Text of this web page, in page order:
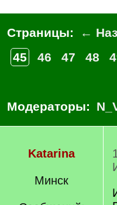
Страницы: ←
45
46 47 48
Модераторы:
Katarina
Минск